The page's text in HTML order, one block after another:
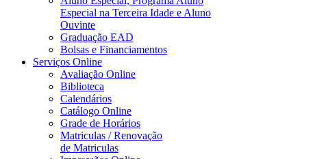
Especial na Terceira Idade e Aluno
Ouvinte
Graduação EAD
Bolsas e Financiamentos
Serviços Online
Avaliação Online
Biblioteca
Calendários
Catálogo Online
Grade de Horários
Matriculas / Renovação
de Matriculas